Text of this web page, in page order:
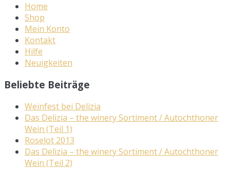
Home
Shop
Mein Konto
Kontakt
Hilfe
Neuigkeiten
Beliebte Beiträge
Weinfest bei Delizia
Das Delizia – the winery Sortiment / Autochthoner
Wein (Teil 1)
Roselot 2013
Das Delizia – the winery Sortiment / Autochthoner
Wein (Teil 2)